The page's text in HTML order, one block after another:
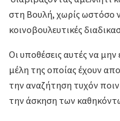
στη Βουλή, χωρίς ωστόσο
κοινοβουλευτικές
Οι υποθέσεις αυτές να
μέλη της οποίας έχουν
την αναζήτηση τυχόν
την άσκηση των